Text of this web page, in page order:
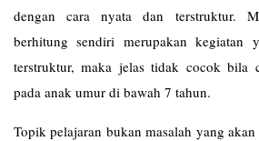
dengan cara nyata dan terstruktur.
berhitung sendiri merupakan kegiatan
terstruktur, maka jelas tidak cocok bila
pada anak umur di bawah 7 tahun.
Topik pelajaran bukan masalah yang akan